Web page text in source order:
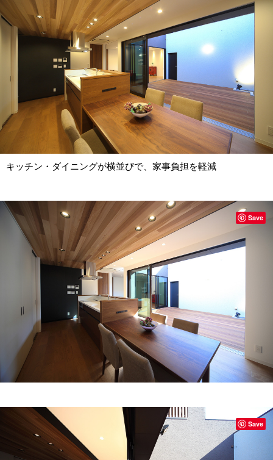
キッチン・ダイニングが横並びで、家事負担を軽減
Save
Save